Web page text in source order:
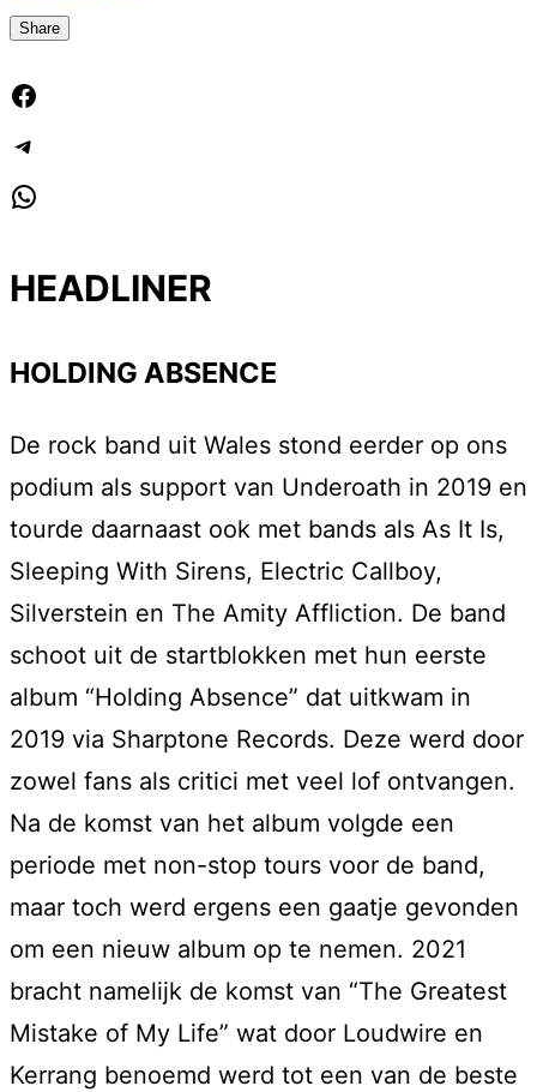
Share
HEADLINER
HOLDING ABSENCE
De rock band uit Wales stond eerder op ons
podium als support van Underoath in 2019 en
tourde daarnaast ook met bands als As It Is,
Sleeping With Sirens, Electric Callboy,
Silverstein en The Amity Affliction. De band
schoot uit de startblokken met hun eerste
album “Holding Absence” dat uitkwam in
2019 via Sharptone Records. Deze werd door
zowel fans als critici met veel lof ontvangen.
Na de komst van het album volgde een
periode met non-stop tours voor de band,
maar toch werd ergens een gaatje gevonden
om een nieuw album op te nemen. 2021
bracht namelijk de komst van “The Greatest
Mistake of My Life” wat door Loudwire en
Kerrang benoemd werd tot een van de beste